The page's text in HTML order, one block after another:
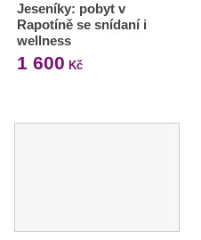
Jeseníky: pobyt v
Rapotíně se snídaní i
wellness
1 600 Kč